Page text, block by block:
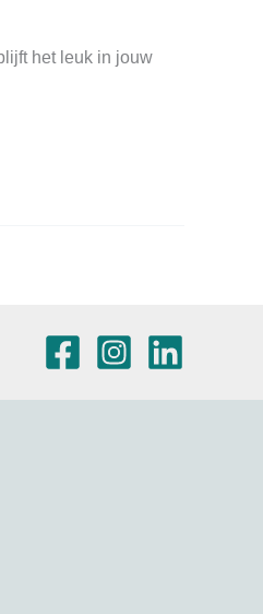
het leuk in jouw